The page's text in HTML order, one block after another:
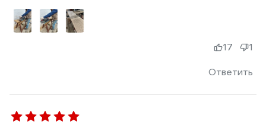
Ответить
17 1